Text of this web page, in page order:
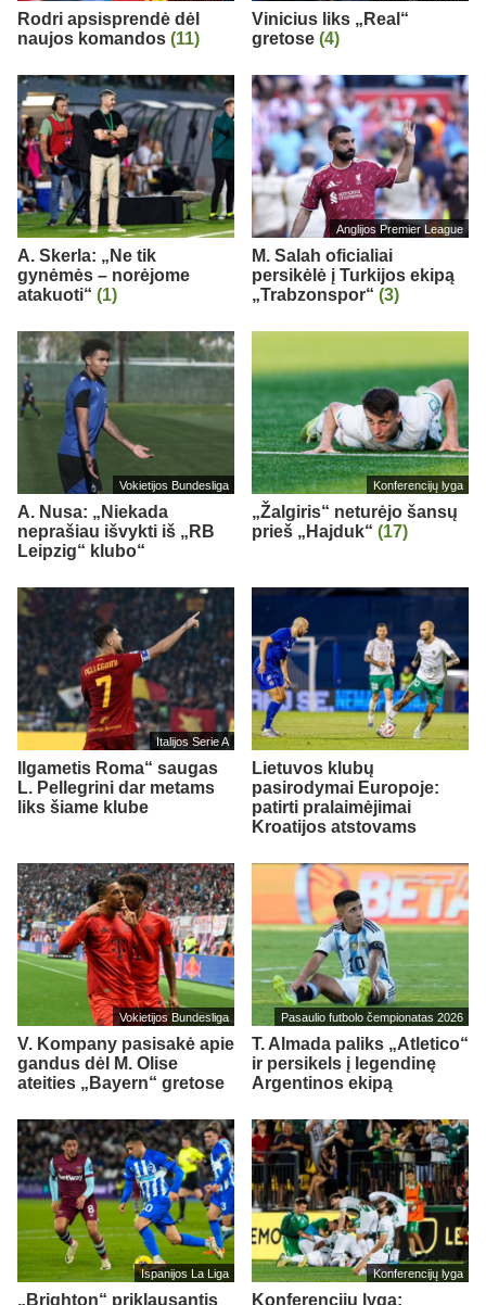
Rodri apsisprendė dėl
naujos komandos (11)
Vinicius liks „Real“
gretose (4)
A. Skerla: „Ne tik
gynėmės – norėjome
atakuoti“ (1)
Anglijos Premier League
M. Salah oficialiai
persikėlė į Turkijos ekipą
„Trabzonspor“ (3)
Vokietijos Bundesliga
A. Nusa: „Niekada
neprašiau išvykti iš „RB
Leipzig“ klubo“
Konferencijų lyga
„Žalgiris“ neturėjo šansų
prieš „Hajduk“ (17)
Italijos Serie A
Ilgametis Roma“ saugas
L. Pellegrini dar metams
liks šiame klube
Lietuvos klubų
pasirodymai Europoje:
patirti pralaimėjimai
Kroatijos atstovams
Vokietijos Bundesliga
V. Kompany pasisakė apie
gandus dėl M. Olise
ateities „Bayern“ gretose
Pasaulio futbolo čempionatas 2026
T. Almada paliks „Atletico“
ir persikels į legendinę
Argentinos ekipą
Ispanijos La Liga
„Brighton“ priklausantis
Konferencijų lyga
Konferencijų lyga: